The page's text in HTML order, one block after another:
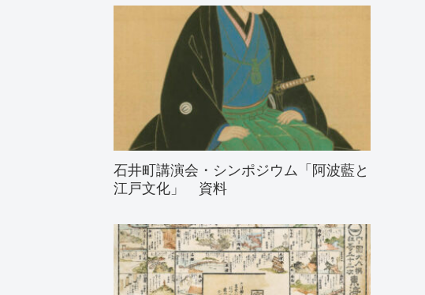
石井町講演会・シンポジウム「阿波藍と
江戸文化」 資料